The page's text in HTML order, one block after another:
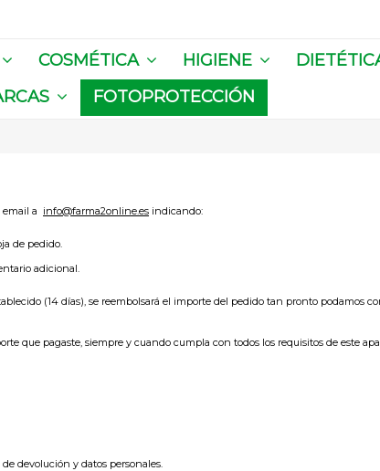
COSMÉTICA HIGIENE
FOTOPROTECCIÓN
a info@farma2online.es indicando:
de pedido.
adicional.
(14 días), se reembolsará el importe del pedido tan pronto podamos
que pagaste, siempre y cuando cumpla con todos los requisitos de este
devolución y datos personales.